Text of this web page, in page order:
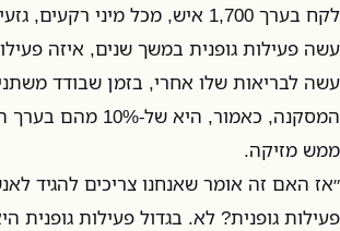
לקח בערך 1,700 איש, מכל מיני
עשה פעילות גופנית במשך שנים, איזה
עשה לבריאות שלו אחרי, בזמן שבודד
המסקנה, כאמור, היא
ממש מזיקה.
״אז האם זה אומר שאנחנו צריכים להגיד
פעילות גופנית? לא. בגדול פעילות גופנית